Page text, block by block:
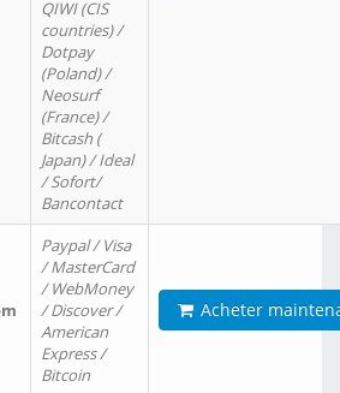
QIWI (CIS
countries) /
Dotpay
(Poland) /
Neosurf
(France) /
Bitcash (
Japan) / Ideal
/ Sofort/
Bancontact
Paypal / Visa
/ MasterCard
/ WebMoney
/ Discover /
American
Express /
Bitcoin
Acheter